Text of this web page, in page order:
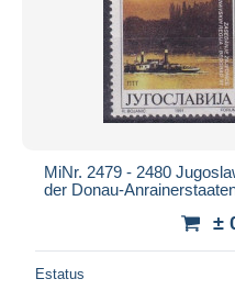
MiNr. 2479 - 2480
der Donau-
±
Estatus